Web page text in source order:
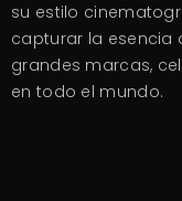
su estilo
capturar la esencia
grandes marcas,
en todo el mundo.